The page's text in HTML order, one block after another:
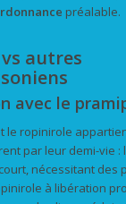
préalable.
autres
avec le
le ropinirole
par leur demi-vie :
nécessitant des
à libération